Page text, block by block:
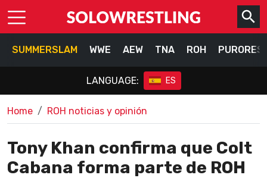
SUMMERSLAM WWE AEW TNA ROH
LANGUAGE: ES
Home ROH noticias y opinión
Tony Khan confirma que Colt
Cabana forma parte de ROH